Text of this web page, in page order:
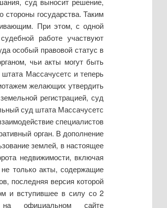
стороны государства. Таким
При этом, с одной
работе участвуют
особый правовой статус в
чьи акты могут быть
Массачусетс и теперь
желающих утвердить
регистрацией, суд
суд штата Массачусетс
специалистов
орган. В дополнение
землей, в настоящее
недвижимости, включая
только акты, содержащие
последняя версия которой
и вступившее в силу со 2
официальном сайте